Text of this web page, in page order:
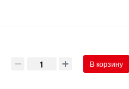
В корзину